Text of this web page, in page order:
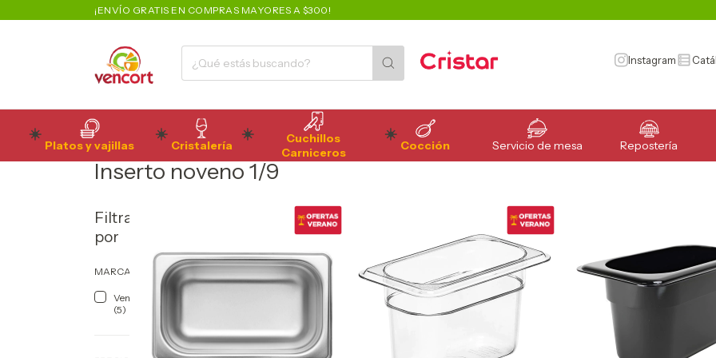
¡ENVÍO GRATIS EN COMPRAS MAYORES A $300!
Instagram
Platos y vajillas Cristalería
Cuchillos
Carniceros
Cocción Servicio de mesa Repostería
Inicio>Organización>Insertos> Inserto noveno 1/9
Inserto noveno 1/9
Filtrar
por
MARCA
Vencort
(5)